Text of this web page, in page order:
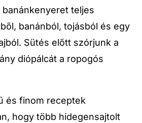
teljes
banánból, tojásból és egy
Sütés előtt szórjunk a
diópálcát a ropogós
és finom receptek
hogy több hidegensajtolt